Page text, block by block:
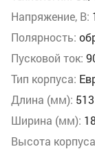
Напряжение, В:
Полярность:
Пусковой ток:
Тип корпуса:
Длина (мм): 513
Ширина (мм):
Высота